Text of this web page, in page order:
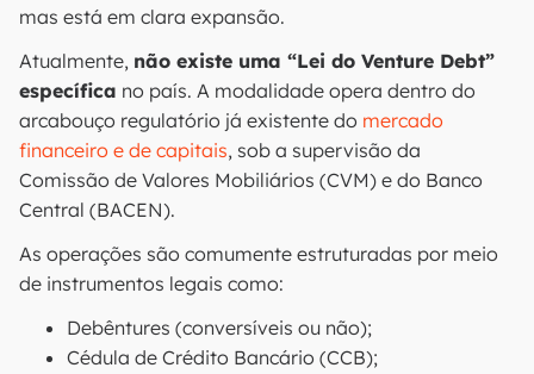
mas está em clara expansão.
Atualmente, não existe uma “Lei do Venture Debt”
específica no país. A modalidade opera dentro do
arcabouço regulatório já existente do mercado
financeiro e de capitais, sob a supervisão da
Comissão de Valores Mobiliários (CVM) e do Banco
Central (BACEN).
As operações são comumente estruturadas por meio
de instrumentos legais como:
Debêntures (conversíveis ou não);
Cédula de Crédito Bancário (CCB);